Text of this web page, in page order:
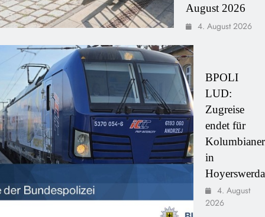
August 2026
4. August 2026
BPOLI
LUD:
Zugreise
endet für
Kolumbianer
in
Hoyerswerda
4. August
2026